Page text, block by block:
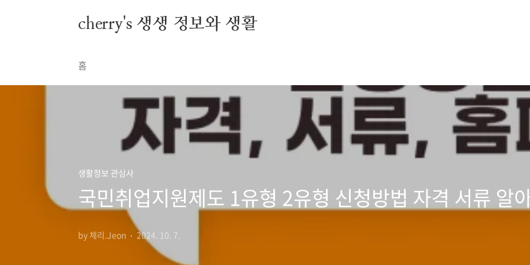
cherry's 생생 정보와 생활
홈
생활정보 관심사
국민취업지원제도 1유형 2유형 신청방법 자격 서류 알
by 체리.Jeon 2024. 10. 7.